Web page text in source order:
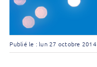
Publié le : lun 27 octobre 2014